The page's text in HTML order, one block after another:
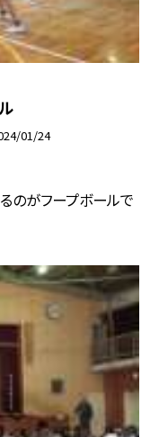
01/24
のがフープボールで